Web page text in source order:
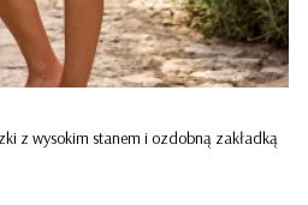
z wysokim stanem i ozdobną zakładką